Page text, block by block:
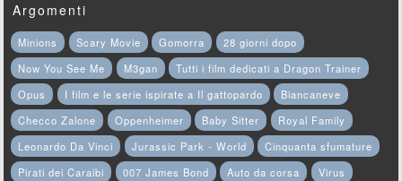
Argomenti
Minions Scary Movie Gomorra
28 giorni dopo
Now You See Me
M3gan
Tutti i film dedicati a Dragon Trainer
Opus
I film e le serie ispirate a Il gattopardo
Biancaneve
Checco Zalone
Oppenheimer Baby Sitter
Royal Family
Leonardo Da Vinci
Jurassic Park - World
Cinquanta sfumature
Pirati dei Caraibi
007 James Bond Auto da corsa
Virus